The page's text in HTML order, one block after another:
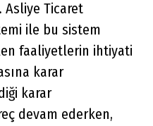
Asliye Ticaret
ile bu sistem
faaliyetlerin ihtiyati
karar
karar
devam ederken,